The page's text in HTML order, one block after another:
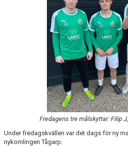
Fredagens tre målskyttar: Filip
Under fredagskvällen var det dags för ny
nykomlingen Tågarp.